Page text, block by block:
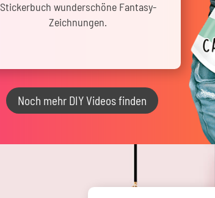
Stickerbuch wunderschöne Fantasy-
Zeichnungen.
Noch mehr DIY Videos finden